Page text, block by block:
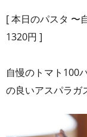
[ 本日のパスタ 〜
1320円 ]
自慢のトマト100
の良いアスパラガ